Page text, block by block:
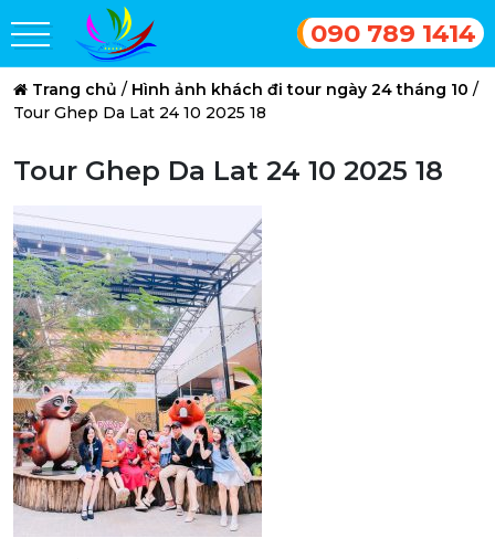
090 789 1414
Trang chủ / Hình ảnh khách đi tour ngày 24 tháng 10 /
Tour Ghep Da Lat 24 10 2025 18
Tour Ghep Da Lat 24 10 2025 18